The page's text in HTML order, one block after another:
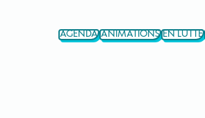
AGENDA ANIMATIONS EN LUTTE